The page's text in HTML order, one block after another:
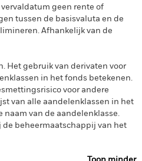
geen rente of
tussen de basisvaluta en de
Afhankelijk van de
Het gebruik van derivaten voor
in het fonds betekenen.
voor andere
van alle aandelenklassen in het
van de aandelenklasse.
beheermaatschappij van het